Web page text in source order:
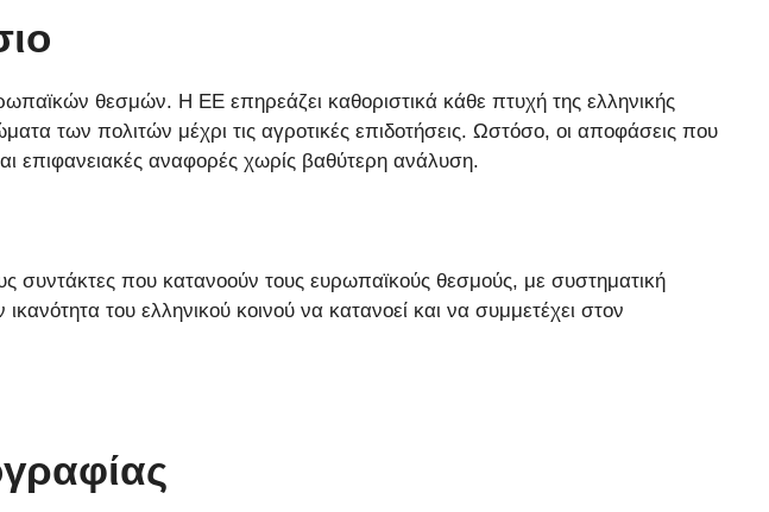
θεσμών. Η ΕΕ επηρεάζει καθοριστικά κάθε πτυχή της ελληνικής
των πολιτών μέχρι τις αγροτικές επιδοτήσεις. Ωστόσο, οι αποφάσεις που
επιφανειακές αναφορές χωρίς βαθύτερη ανάλυση.
συντάκτες που κατανοούν τους ευρωπαϊκούς θεσμούς, με συστηματική
του ελληνικού κοινού να κατανοεί και να συμμετέχει στον